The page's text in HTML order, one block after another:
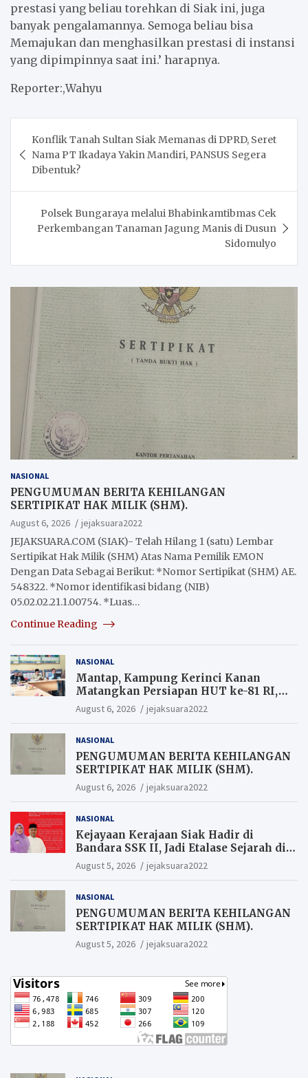
prestasi yang beliau torehkan di Siak ini, juga
banyak pengalamannya. Semoga beliau bisa
Memajukan dan menghasilkan prestasi di instansi
yang dipimpinnya saat ini.’ harapnya.
Reporter:,Wahyu
navigation
Konflik Tanah Sultan Siak Memanas di DPRD, Seret
Nama PT Ikadaya Yakin Mandiri, PANSUS Segera
Dibentuk?
Polsek Bungaraya melalui Bhabinkamtibmas Cek
Perkembangan Tanaman Jagung Manis di Dusun
Sidomulyo
NASIONAL
PENGUMUMAN BERITA KEHILANGAN
SERTIPIKAT HAK MILIK (SHM).
August 6, 2026
jejaksuara2022
JEJAKSUARA.COM (SIAK)- Telah Hilang 1 (satu) Lembar
Sertipikat Hak Milik (SHM) Atas Nama Pemilik EMON
Dengan Data Sebagai Berikut: *Nomor Sertipikat (SHM) AE.
548322. *Nomor identifikasi bidang (NIB)
05.02.02.21.1.00754. *Luas…
Continue Reading
NASIONAL
Mantap, Kampung Kerinci Kanan
Matangkan Persiapan HUT ke-81 RI,
Warga yang ikut Upacara
Berkesempatan Raih Hadiah
August 6, 2026 jejaksuara2022
NASIONAL
PENGUMUMAN BERITA KEHILANGAN
SERTIPIKAT HAK MILIK (SHM).
August 6, 2026 jejaksuara2022
NASIONAL
Kejayaan Kerajaan Siak Hadir di
Bandara SSK II, Jadi Etalase Sejarah di
Gerbang Riau
August 5, 2026 jejaksuara2022
NASIONAL
PENGUMUMAN BERITA KEHILANGAN
SERTIPIKAT HAK MILIK (SHM).
August 5, 2026 jejaksuara2022